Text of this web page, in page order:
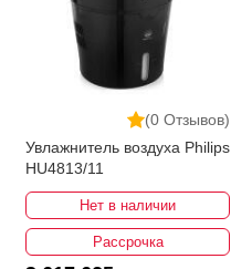
(0 Отзывов)
Увлажнитель воздуха Philips
HU4813/11
Нет в наличии
Рассрочка